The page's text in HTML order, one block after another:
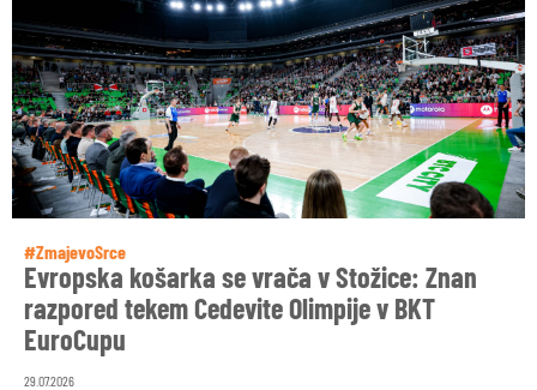
#ZmajevoSrce
Evropska košarka se vrača v Stožice: Znan
razpored tekem Cedevite Olimpije v BKT
EuroCupu
29.07.2026